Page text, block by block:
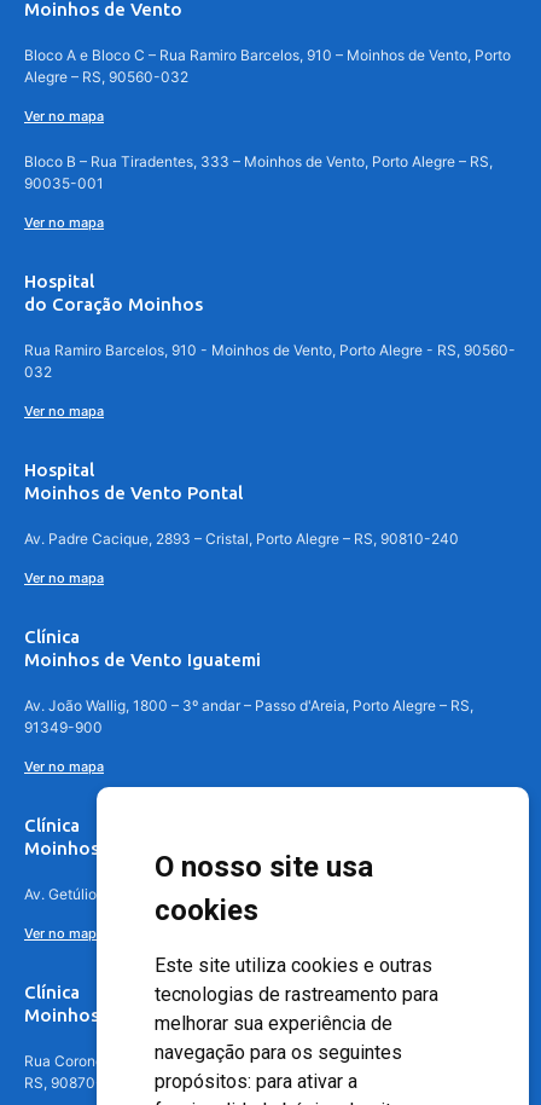
O nosso site usa
cookies
Este site utiliza cookies e outras
tecnologias de rastreamento para
melhorar sua experiência de
navegação para os seguintes
propósitos: para ativar a
Moinhos de Vento
Bloco A e Bloco C – Rua Ramiro Barcelos, 910 – Moinhos de Vento, Porto
Alegre – RS, 90560-032
Ver no mapa
Bloco B – Rua Tiradentes, 333 – Moinhos de Vento, Porto Alegre – RS,
90035-001
Ver no mapa
Hospital
do Coração Moinhos
Rua Ramiro Barcelos, 910 - Moinhos de Vento, Porto Alegre - RS, 90560-
032
Ver no mapa
Hospital
Moinhos de Vento Pontal
Av. Padre Cacique, 2893 – Cristal, Porto Alegre – RS, 90810-240
Ver no mapa
Clínica
Moinhos de Vento Iguatemi
Av. João Wallig, 1800 – 3º andar – Passo d'Areia, Porto Alegre – RS,
91349-900
Ver no mapa
Clínica
Moinhos de Vento Canoas
Av. Getúlio Vargas, 4841 – Centro, Canoas – RS, 92010-010
Ver no mapa
Clínica
Moinhos de Vento - Teresópolis
Rua Coronel Aparício Borges, 250 - 3º andar - Teresópolis, Porto Alegre -
RS, 90870-016